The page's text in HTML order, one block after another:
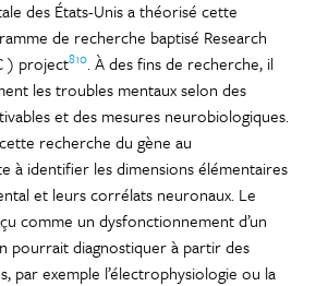
des États-Unis a théorisé cette
de recherche baptisé Research
) project810. À des fins de recherche, il
les troubles mentaux selon des
et des mesures neurobiologiques.
recherche du gène au
à identifier les dimensions élémentaires
et leurs corrélats neuronaux. Le
comme un dysfonctionnement d’un
pourrait diagnostiquer à partir des
par exemple l’électrophysiologie ou la